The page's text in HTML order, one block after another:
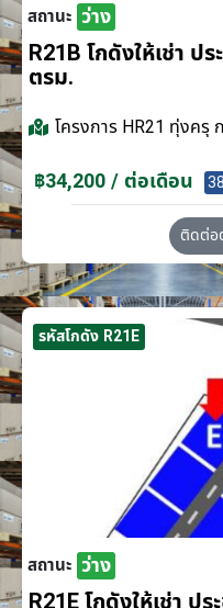
สถานะ ว่าง
R21B โกดังให้เช่า ป
ตรม.
โครงการ HR21 ทุ่งครุ
฿34,200 / ต่อเดือน
ติดต่อ
รหัสโกดัง R21E
สถานะ ว่าง